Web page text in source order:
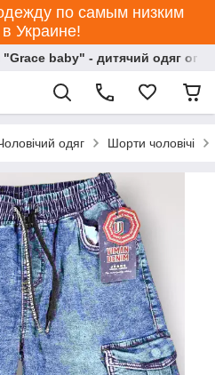
по самым низким
Украине!
"Grace baby" - дитячий одяг
одяг Шорти чоловічі